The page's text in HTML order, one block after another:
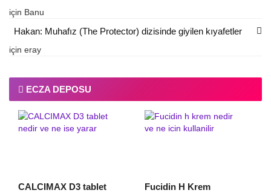
için Banu
Hakan: Muhafız (The Protector) dizisinde giyilen kıyafetler
için eray
ECZA DEPOSU
CALCIMAX D3 tablet
Fucidin H Krem